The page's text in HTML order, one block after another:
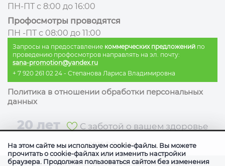
Запросы на предоставление коммерческих предложений по
проведению профосмотров направлять на эл. почту:
sana-promotion@yandex.ru
+ 7 920 261 02 24 - Степанова Лариса Владимировна
ПН-ПТ с 8:00 до 16:00
Профосмотры проводятся
ПН -ПТ с 08:00 до 11:00
Политика в отношении обработки персональных
данных
20 лет С заботой о вашем здоровье
2026©Сана Ко
На этом сайте мы используем cookie-файлы. Вы можете
прочитать о cookie-файлах или изменить настройки
браузера. Продолжая пользоваться сайтом без изменения